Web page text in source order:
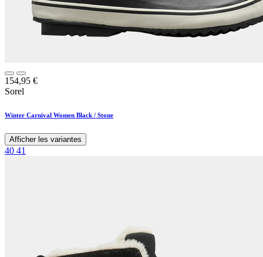
154,95 €
Sorel
Winter Carnival Women Black / Stone
Afficher les variantes
40 41